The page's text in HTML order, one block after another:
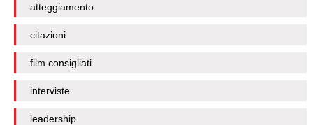
atteggiamento
citazioni
film consigliati
interviste
leadership